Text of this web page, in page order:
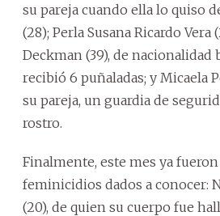
su pareja cuando ella lo quiso
(28); Perla Susana Ricardo Vera
Deckman (39), de nacionalidad
recibió 6 puñaladas; y Micaela
su pareja, un guardia de
rostro.
Finalmente, este mes ya
feminicidios dados a conocer:
(20), de quien su cuerpo fue